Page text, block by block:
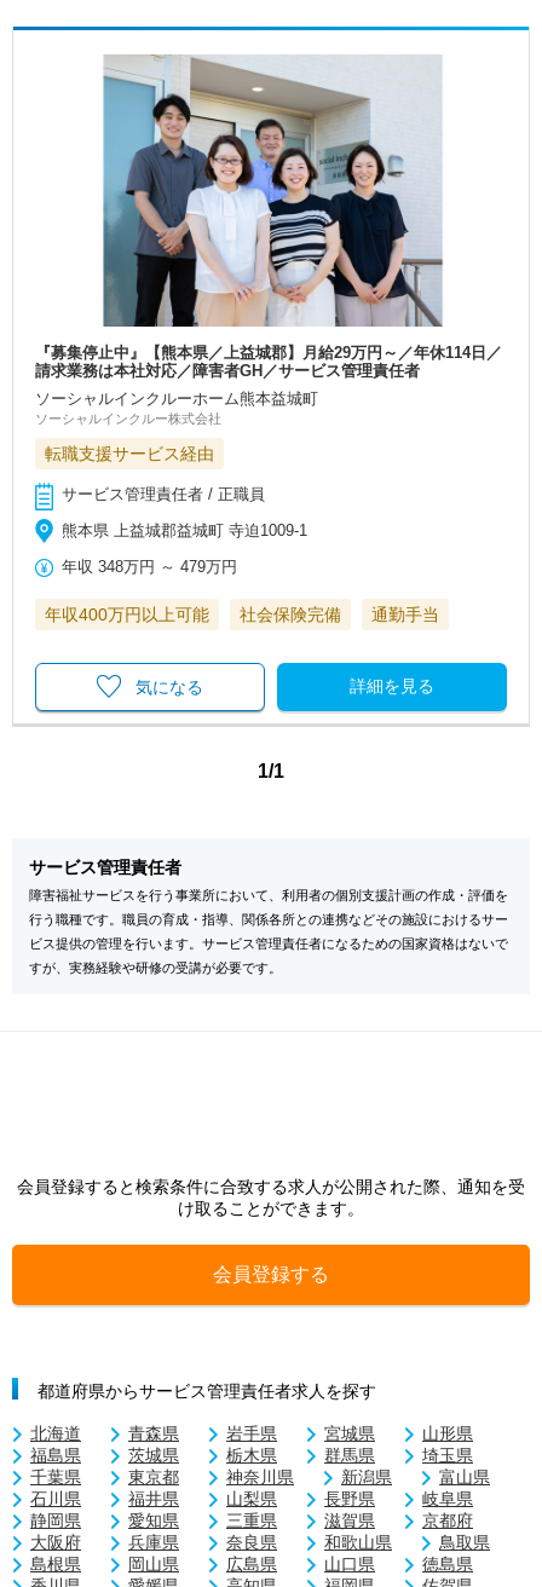
『募集停止中』【熊本県／上益城郡】月給29万円～／年休114日／
請求業務は本社対応／障害者GH／サービス管理責任者
ソーシャルインクルーホーム熊本益城町
ソーシャルインクルー株式会社
転職支援サービス経由
サービス管理責任者 / 正職員
熊本県 上益城郡益城町 寺迫1009-1
年収 348万円 ～479万円
年収400万円以上可能 社会保険完備 通勤手当
詳細を見る
気になる
1/1
サービス管理責任者
障害福祉サービスを行う事業所において、利用者の個別支援計画の作成・評価を
行う職種です。職員の育成・指導、関係各所との連携などその施設におけるサー
ビス提供の管理を行います。サービス管理責任者になるための国家資格はないで
すが、実務経験や研修の受講が必要です。
会員登録すると検索条件に合致する求人が公開された際、通知を受
け取ることができます。
会員登録する
都道府県からサービス管理責任者求人を探す
北海道 青森県 岩手県 宮城県
山形県
福島県
茨城県 栃木県 群馬県
埼玉県
千葉県
東京都 神奈川県 新潟県
富山県
石川県
福井県 山梨県 長野県
岐阜県
静岡県
愛知県 三重県 滋賀県
京都府
大阪府
兵庫県 奈良県 和歌山県
鳥取県
島根県
岡山県 広島県 山口県
徳島県